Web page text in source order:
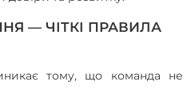
— ЧІТКІ ПРАВИЛА
тому, що команда не